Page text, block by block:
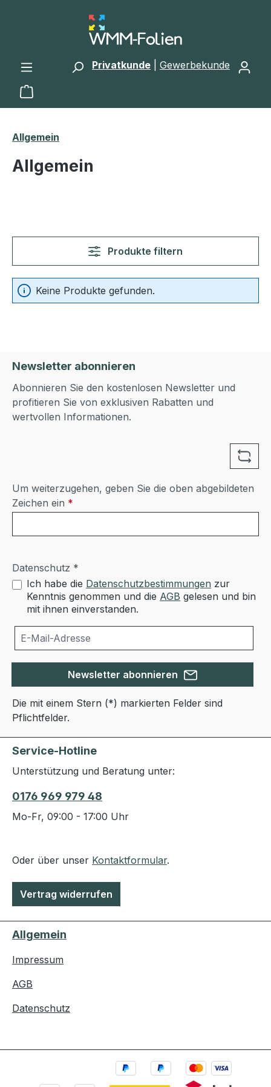
Zum Hauptinhalt springen
Privatkunde Gewerbekunde
Warenkorb enthält 0 Positionen. Der
Allgemein
Allgemein
Produkte filtern
Keine Produkte gefunden.
Newsletter abonnieren
Abonnieren Sie den kostenlosen Newsletter und
profitieren Sie von exklusiven Rabatten und
wertvollen Informationen.
Um weiterzugehen, geben Sie die oben abgebildeten
Zeichen ein *
Datenschutz *
Ich habe die Datenschutzbestimmungen zur
Kenntnis genommen und die AGB gelesen und bin
mit ihnen einverstanden.
Newsletter abonnieren
Die mit einem Stern (*) markierten Felder sind
Pflichtfelder.
Service-Hotline
Unterstützung und Beratung unter:
0176 969 979 48
Mo-Fr, 09:00 - 17:00 Uhr
Oder über unser Kontaktformular.
Vertrag widerrufen
Allgemein
Impressum
AGB
Datenschutz